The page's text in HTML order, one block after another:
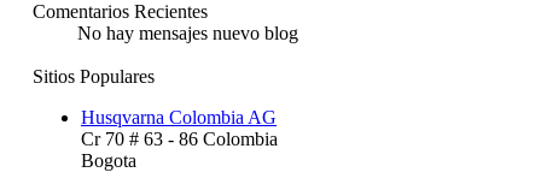
Comentarios Recientes
No hay mensajes nuevo blog
Sitios Populares
Husqvarna Colombia AG
Cr 70 # 63 - 86 Colombia
Bogota